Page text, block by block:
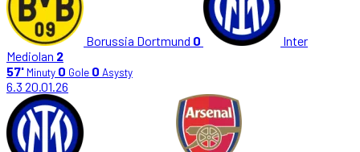
Borussia Dortmund 0
Inter
Mediolan 2
57' Minuty 0 Gole 0 Asysty
6.3 20.01.26